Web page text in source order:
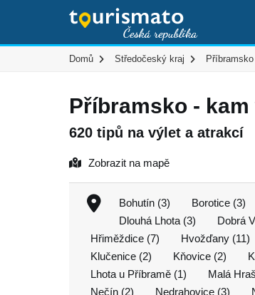
Domů Středočeský kraj Příbramsko
Příbramsko -
620 tipů na výlet a atrakcí
Zobrazit na mapě
Bohutín (3) Borotice (3)
Dlouhá Lhota (3)
Dobrá
Hřiměždice (7)
Hvožďany (11)
Klučenice (2)
Kňovice (2)
Lhota u Příbramě (1)
Malá
Nečín (2)
Nedrahovice (3)